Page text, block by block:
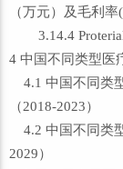
（万元）及毛利
3.14.4
4 中国不同类型医
4.1 中国不同类
（2018-2023）
4.2 中国不同类
2029）